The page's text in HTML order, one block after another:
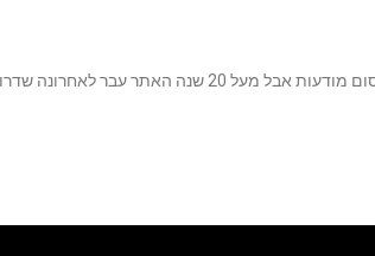
לאחרונה שדרוג מערכות על מנת שכל